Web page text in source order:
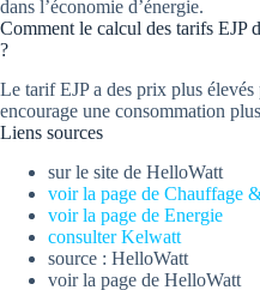
dans l’économie d’énergie.
Comment le calcul des tarifs EJP
?
Le tarif EJP a des prix plus
encourage une consommation
Liens sources
sur le site de HelloWatt
voir la page de Chauffage
voir la page de Energie
consulter Kelwatt
source : HelloWatt
voir la page de HelloWatt